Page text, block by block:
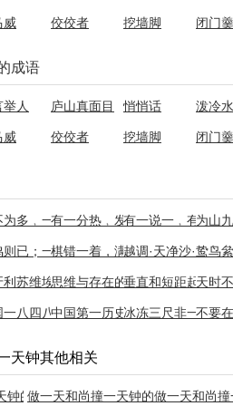
威 佼佼者 挖墙脚 闭门羹
成语
多问于寡
举人 庐山真面目 悄悄话 泼冷水
威 佼佼者 挖墙脚 闭门羹
声
为多﹐一不为少有一分热﹐发一分光有一说一﹐有二说
为山
则已；一鸣惊人棋错一着，满盘皆输越调·天净沙·秋思
鸷鸟
俩
利苏维埃共和国思维与存在的同一性垂直和短距起落飞
天时
原
一八四八年革命中国第一历史档案馆冰冻三尺非一日之
不要
天钟其他相关
钟的近反义词
做一天和尚撞一天钟的近义词做一天和尚撞